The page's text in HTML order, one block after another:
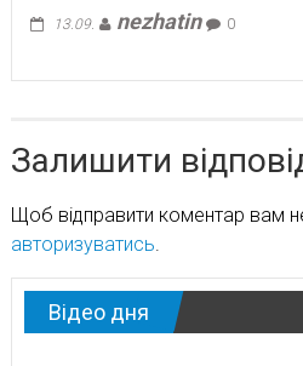
13.09. nezhatin 0
Залишити
Щоб відправити коментар вам
авторизуватись.
Відео дня